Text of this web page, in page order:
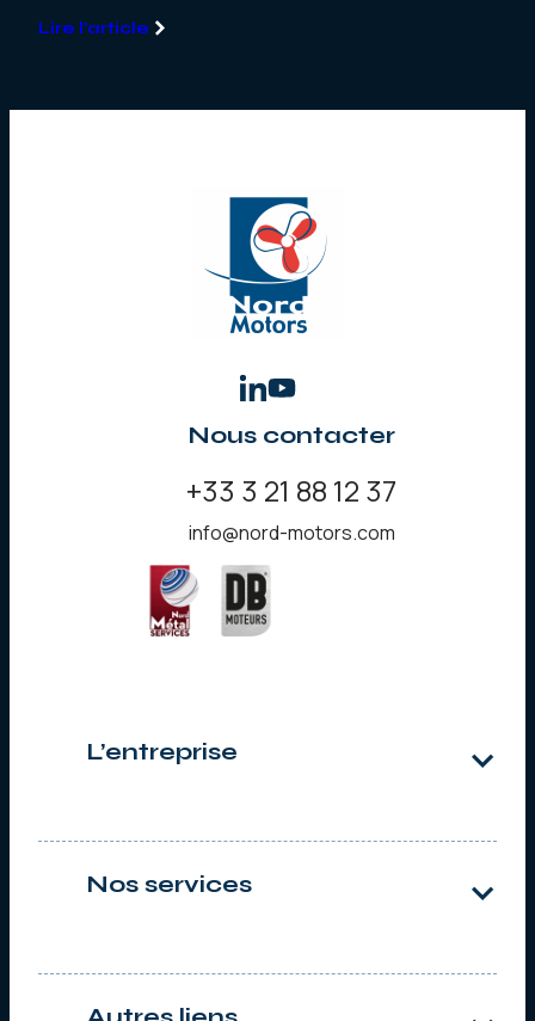
Lire l’article
Nous contacter
+33 3 21 88 12 37
info@nord-motors.com
L’entreprise
Notre histoire
Nos services
Machines Tournantes
Moteurs Diesel